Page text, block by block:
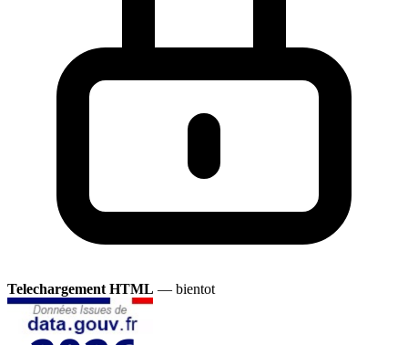
Telechargement HTML — bientot